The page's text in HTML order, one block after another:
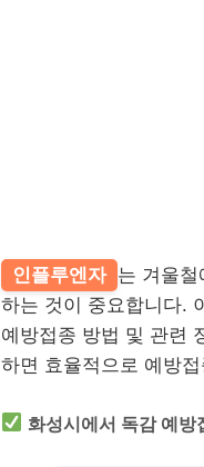
인플루엔자 는 겨울
하는 것이 중요합니다.
예방접종 방법 및 관련
하면 효율적으로 예방
화성시에서 독감 예방